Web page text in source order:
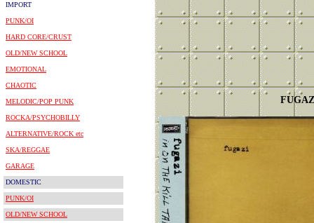
IMPORT
PUNK/OI
HARD CORE/CRUST
OLD/NEW SCHOOL
EMOTIONAL
CHAOTIC
MELODIC/POP PUNK
ROCKA/PSYCHOBILLY
ALTERNATIVE/ROCK etc
SKA/REGGAE
GARAGE
DOMESTIC
PUNK/OI
OLD/NEW SCHOOL